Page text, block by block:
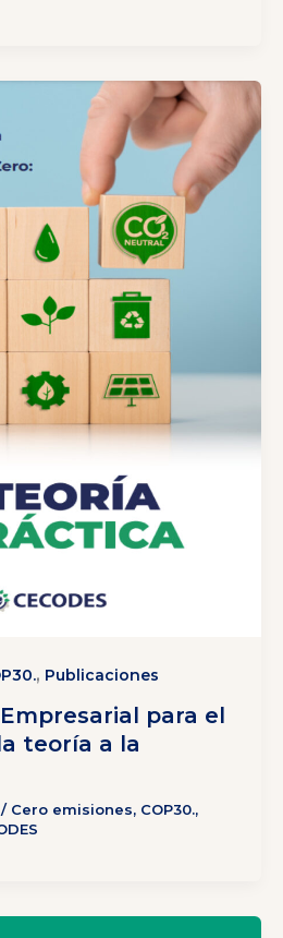
, Publicaciones
para el
teoría a la
/ Cero emisiones, COP30.,